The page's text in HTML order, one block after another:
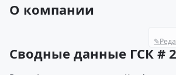
О компании
✎
Сводные данные ГСК #